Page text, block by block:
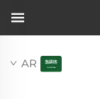
AR